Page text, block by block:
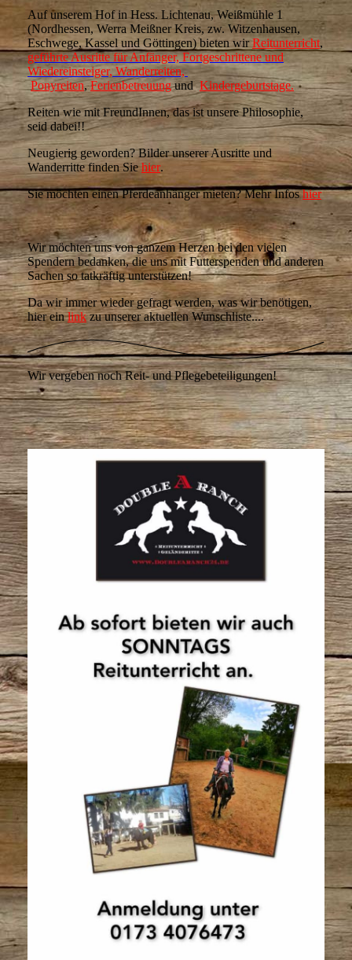
Auf unserem Hof in Hess. Lichtenau, Weißmühle 1
(Nordhessen, Werra Meißner Kreis, zw. Witzenhausen,
Eschwege, Kassel und Göttingen) bieten wirReitunterricht,
geführte Ausritte für Anfänger, Fortgeschrittene und
Wiedereinsteiger, Wanderreiten,
Ponyreiten,FerienbetreuungundKindergeburtstage.
Reiten wie mit FreundInnen, das ist unsere Philosophie,
seid dabei!!
Neugierig geworden? Bilder unserer Ausritte und
Wanderritte finden Siehier.
Sie möchten einen Pferdeanhänger mieten? Mehr Infoshier
Wir möchten uns von ganzem Herzen bei den vielen
Spendern bedanken, die uns mit Futterspenden und anderen
Sachen so tatkräftig unterstützen!
Da wir immer wieder gefragt werden, was wir benötigen,
hier einlinkzu unserer aktuellen Wunschliste....
Wir vergeben noch Reit- und Pflegebeteiligungen!